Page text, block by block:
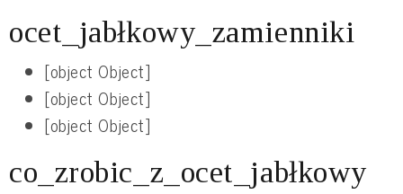
ocet_jabłkowy_zamienniki
[object Object]
[object Object]
[object Object]
co_zrobic_z_ocet_jabłkowy